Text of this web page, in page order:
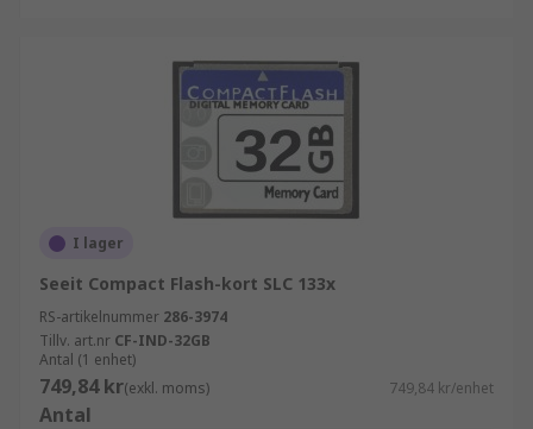
I lager
Seeit Compact Flash-kort SLC 133x
RS-artikelnummer 286-3974
Tillv. art.nr CF-IND-32GB
Antal (1 enhet)
749,84 kr(exkl. moms) 749,84 kr/enhet
Antal